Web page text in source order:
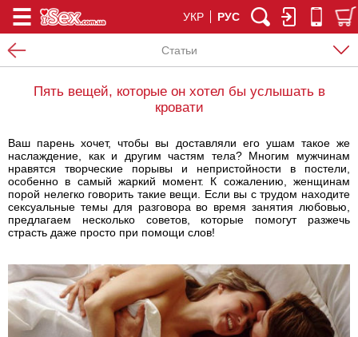
УКР РУС
Статьи
Пять вещей, которые он хотел бы услышать в
кровати
Ваш парень хочет, чтобы вы доставляли его ушам такое же
наслаждение, как и другим частям тела? Многим мужчинам
нравятся творческие порывы и непристойности в постели,
особенно в самый жаркий момент. К сожалению, женщинам
порой нелегко говорить такие вещи. Если вы с трудом находите
сексуальные темы для разговора во время занятия любовью,
предлагаем несколько советов, которые помогут разжечь
страсть даже просто при помощи слов!